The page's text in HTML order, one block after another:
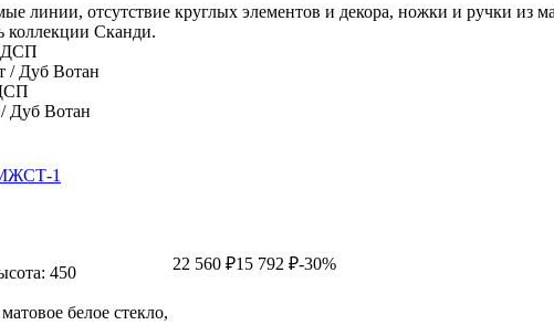
линии, отсутствие круглых элементов и декора, ножки и ручки из
коллекции Сканди.
/ Дуб Вотан
Дуб Вотан
1
450
белое стекло,
22 560 ₽15 792 ₽-30%